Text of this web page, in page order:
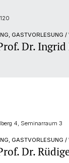
GASTVORLESUNG
Dr.
4, Seminarraum 3
GASTVORLESUNG
Dr.